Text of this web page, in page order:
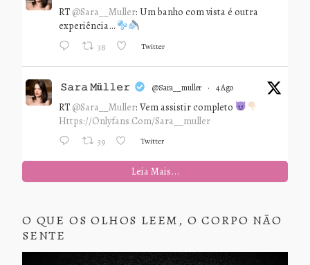
RT @Sara__Muller: Um banho com vista é outra
experiência…
38 Twitter
𝚂𝚊𝚛𝚊 𝙼ü𝚕𝚕𝚎𝚛 @sara__muller · 4 Ago
RT @Sara__Muller: Vem assistir completo
Https://onlyfans.com/sara__muller
39 Twitter
Leia Mais...
O QUE OS OLHOS LEEM, O CORPO NÃO
SENTE